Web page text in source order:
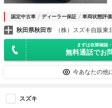
認定中古車 ディーラー保証 車両状態評
秋田県秋田市 （株）スズキ自販
まずは在庫確認
無料通話でお
今あなたの他
スズキ